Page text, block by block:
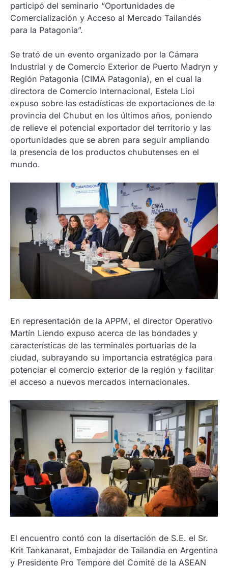
participó del seminario “Oportunidades de
Comercialización y Acceso al Mercado Tailandés
para la Patagonia”.
Se trató de un evento organizado por la Cámara
Industrial y de Comercio Exterior de Puerto Madryn y
Región Patagonia (CIMA Patagonia), en el cual la
directora de Comercio Internacional, Estela Lioi
expuso sobre las estadísticas de exportaciones de la
provincia del Chubut en los últimos años, poniendo
de relieve el potencial exportador del territorio y las
oportunidades que se abren para seguir ampliando
la presencia de los productos chubutenses en el
mundo.
En representación de la APPM, el director Operativo
Martín Liendo expuso acerca de las bondades y
características de las terminales portuarias de la
ciudad, subrayando su importancia estratégica para
potenciar el comercio exterior de la región y facilitar
el acceso a nuevos mercados internacionales.
El encuentro contó con la disertación de S.E. el Sr.
Krit Tankanarat, Embajador de Tailandia en Argentina
y Presidente Pro Tempore del Comité de la ASEAN